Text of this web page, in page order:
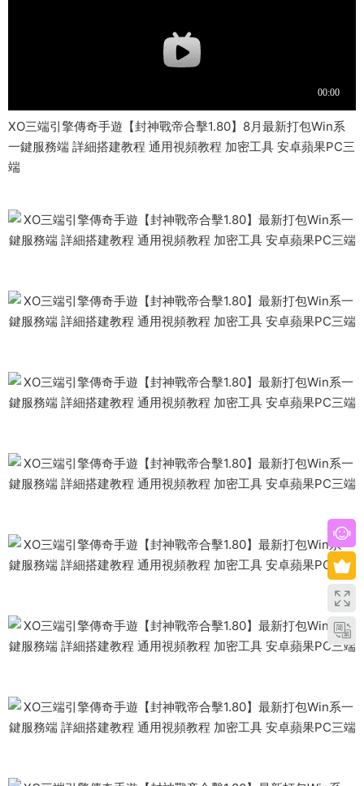
XO三端引擎傳奇手遊【封神戰帝合擊1.80】8月最新打包Win系
一鍵服務端 詳細搭建教程 通用視頻教程 加密工具 安卓蘋果PC三
端